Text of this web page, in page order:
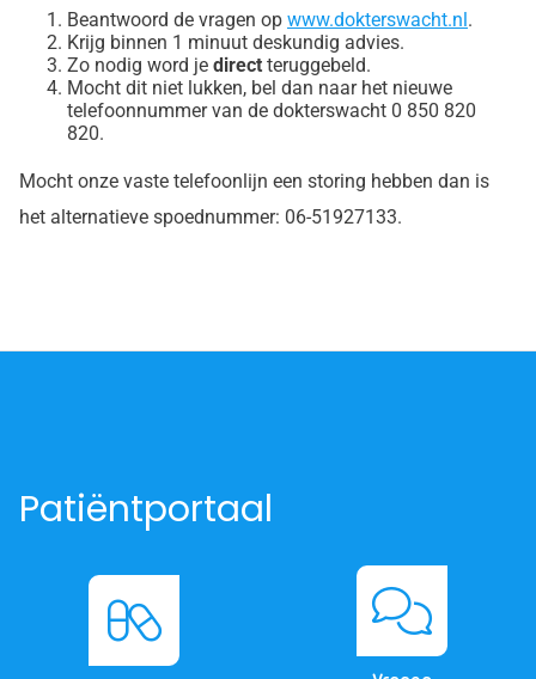
Beantwoord de vragen op www.dokterswacht.nl.
Krijg binnen 1 minuut deskundig advies.
Zo nodig word je direct teruggebeld.
Mocht dit niet lukken, bel dan naar het nieuwe
telefoonnummer van de dokterswacht 0 850 820
820.
Mocht onze vaste telefoonlijn een storing hebben dan is
het alternatieve spoednummer: 06-51927133.
Patiëntportaal